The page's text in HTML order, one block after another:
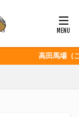
高田馬場（ここ）